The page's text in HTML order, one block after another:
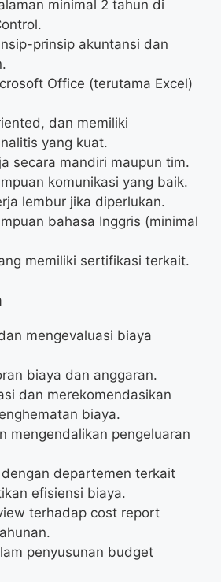
minimal 2 tahun di
prinsip akuntansi dan
Office (terutama Excel)
dan memiliki
yang kuat.
secara mandiri maupun tim.
komunikasi yang baik.
lembur jika diperlukan.
bahasa Inggris (minimal
memiliki sertifikasi terkait.
mengevaluasi biaya
biaya dan anggaran.
dan merekomendasikan
biaya.
mengendalikan pengeluaran
departemen terkait
efisiensi biaya.
terhadap cost report
penyusunan budget